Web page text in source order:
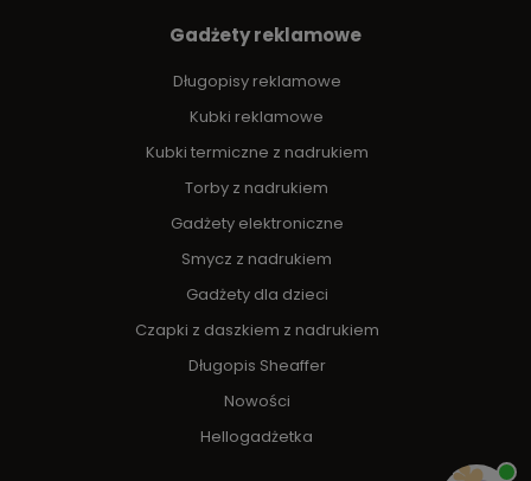
Gadżety reklamowe
Długopisy reklamowe
Kubki reklamowe
Kubki termiczne z nadrukiem
Torby z nadrukiem
Gadżety elektroniczne
Smycz z nadrukiem
Gadżety dla dzieci
Czapki z daszkiem z nadrukiem
Długopis Sheaffer
Nowości
Hellogadżetka